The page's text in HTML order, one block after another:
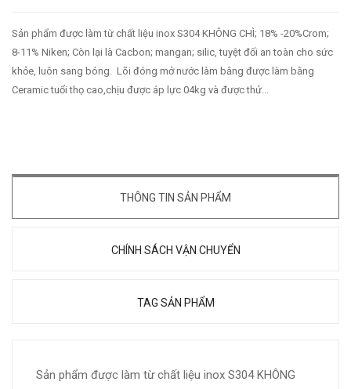
Sản phẩm được làm từ chất liệu inox S304 KHÔNG CHÌ; 18% -20%Crom;
8-11% Niken; Còn lại là Cacbon; mangan; silic, tuyệt đối an toàn cho sức
khỏe, luôn sang bóng. Lõi đóng mở nước làm bằng được làm bằng
Ceramic tuổi thọ cao,chịu được áp lực 04kg và được thử...
THÔNG TIN SẢN PHẨM
CHÍNH SÁCH VẬN CHUYỂN
TAG SẢN PHẨM
Sản phẩm được làm từ chất liệu inox S304 KHÔNG